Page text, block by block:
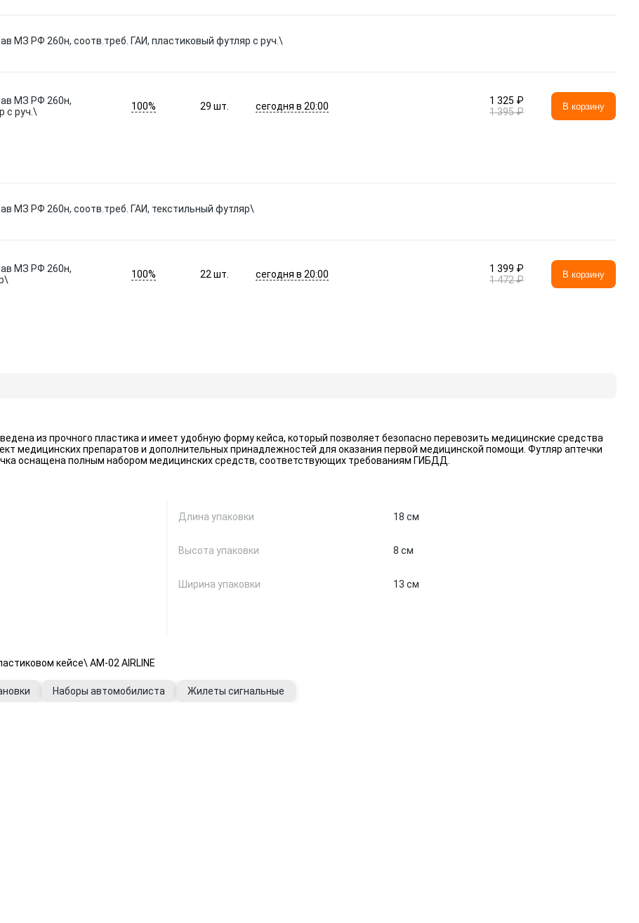
МЗ РФ 260н, соотв.треб. ГАИ, пластиковый футляр с руч.\
МЗ РФ 260н,
с руч.\
100% 29шт. сегодня в 20:00
1 325 ₽
1 395 ₽
В корзину
МЗ РФ 260н, соотв.треб. ГАИ, текстильный футляр\
МЗ РФ 260н,
100% 22шт. сегодня в 20:00
1 399 ₽
1 472 ₽
В корзину
из прочного пластика и имеет удобную форму кейса, который позволяет безопасно перевозить медицинские средства
медицинских препаратов и дополнительных принадлежностей для оказания первой медицинской помощи. Футляр аптечки
оснащена полным набором медицинских средств, соответствующих требованиям ГИБДД.
Длина упаковки 18 см
Высота упаковки 8 см
Ширина упаковки 13 см
кейсе\ AM-02 AIRLINE
Наборы автомобилиста Жилеты сигнальные